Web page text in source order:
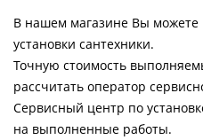
В нашем магазине Вы можете
установки сантехники.
Точную стоимость
рассчитать оператор
Сервисный центр по
на выполненные работы.